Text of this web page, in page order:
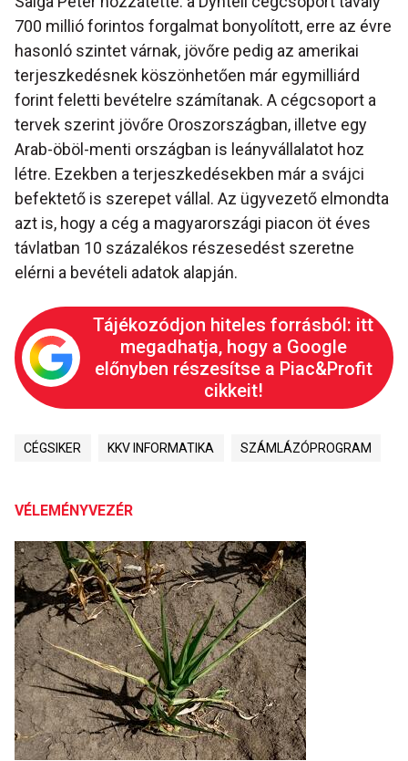
700 millió forintos forgalmat bonyolított, erre az évre
hasonló szintet várnak, jövőre pedig az amerikai
terjeszkedésnek köszönhetően már egymilliárd
forint feletti bevételre számítanak. A cégcsoport a
tervek szerint jövőre Oroszországban, illetve egy
Arab-öböl-menti országban is leányvállalatot hoz
létre. Ezekben a terjeszkedésekben már a svájci
befektető is szerepet vállal. Az ügyvezető elmondta
azt is, hogy a cég a magyarországi piacon öt éves
távlatban 10 százalékos részesedést szeretne
elérni a bevételi adatok alapján.
Tájékozódjon hiteles forrásból: itt
megadhatja, hogy a Google
előnyben részesítse a Piac&Profit
cikkeit!
CÉGSIKER KKV INFORMATIKA SZÁMLÁZÓPROGRAM
VÉLEMÉNYVEZÉR